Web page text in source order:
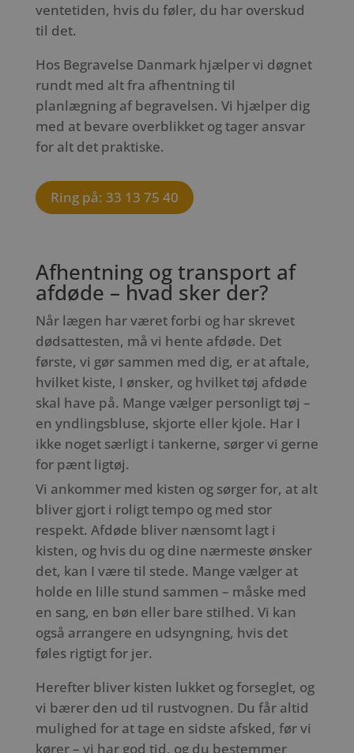
ventetiden, hvis du føler, du har overskud
til det.
Hos Begravelse Danmark hjælper vi døgnet
rundt med alt fra afhentning til
planlægning af begravelsen. Vi hjælper dig
med at bevare overblikket og tager ansvar
for alt det praktiske.
Ring på: 33 13 75 40
Afhentning og transport af
afdøde – hvad sker der?
Når lægen har været forbi og har skrevet
dødsattesten, må vi hente afdøde. Det
første, vi gør sammen med dig, er at aftale,
hvilket kiste, I ønsker, og hvilket tøj afdøde
skal have på. Mange vælger personligt tøj –
en yndlingsbluse, skjorte eller kjole. Har I
ikke noget særligt i tankerne, sørger vi gerne
for pænt ligtøj.
Vi ankommer med kisten og sørger for, at alt
bliver gjort i roligt tempo og med stor
respekt. Afdøde bliver nænsomt lagt i
kisten, og hvis du og dine nærmeste ønsker
det, kan I være til stede. Mange vælger at
holde en lille stund sammen – måske med
en sang, en bøn eller bare stilhed. Vi kan
også arrangere en udsyngning, hvis det
føles rigtigt for jer.
Herefter bliver kisten lukket og forseglet, og
vi bærer den ud til rustvognen. Du får altid
mulighed for at tage en sidste afsked, før vi
kører – vi har god tid, og du bestemmer